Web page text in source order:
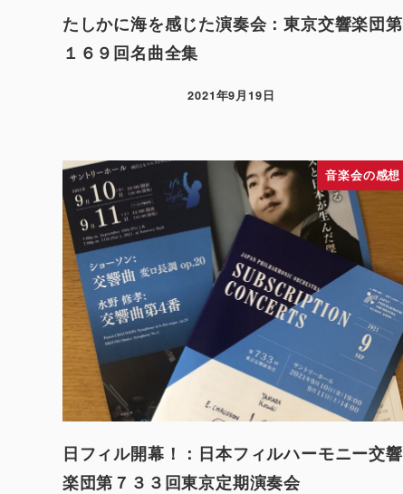
たしかに海を感じた演奏会：東京交響楽団第
１６９回名曲全集
2021年9月19日
音楽会の感想
日フィル開幕！：日本フィルハーモニー交響
楽団第７３３回東京定期演奏会